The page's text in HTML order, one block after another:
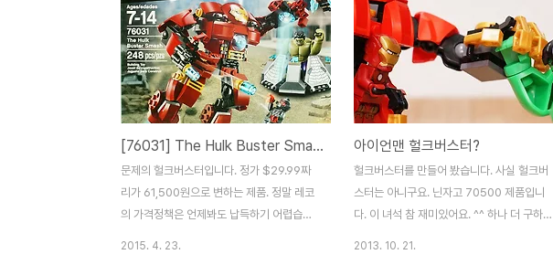
갈 수 있는 방향으로 제작하다보니.. 한계들
이 있긴 하지만 어쨓든 완성. 76077을 기준
으로 아이언맨 디자인이 바뀌기 시작해서..
앞으로 또 어찌 나올지 모르겠지만, 몇몇은
더 나오더라도 교체수용이 가능하니 이정도
에서 만족. 없는 브릭으로 떼우다보니 이정도
가 한계네요. 뒷면 벽만 꽉 차고 바닥이 허전
~한데.. 저기에 헐크버스터 완성해서 넣어주
면 좋을것 같습니다. 뜯어고치려고 하다가 손
놓은..
대표적인 사진들은 많은 분들이 올리셨으니..
저는 그냥 디테일만 몇장 찍어봤습니다. (그
래서 작품명도 몰라요;;) 오랜만에 망원 들고
나갔더니 적응이..;;;; 스노우스피더 추락장면.
스마우그 참 잘 만들었죠? 담백님 작품입니
다. 베이스는 동전으로 해야 대박일텐데.. 동
전이 워낙 비싸죠. ㅋ 이분 참 자신만의 작품
세계가 있어서 참 좋아요. ^^ 아이들에게 많
은 인기를 끈 매작가님의 엘사성. 단색이라 ..
[76031] The Hulk Buster Smash / 헐크 버스터 스매시
문제의 헐크버스터입니다. 정가 $29.99짜
리가 61,500원으로 변하는 제품. 정말 레코
의 가격정책은 언제봐도 납득하기 어렵습니
2015. 4. 23.
아이언맨 헐크버스터?
헐크버스터를 만들어 봤습니다. 사실 헐크버
스터는 아니구요. 닌자고 70500 제품입니
다. 이 녀석 참 재미있어요. ^^ 하나 더 구하고
2013. 10. 21.